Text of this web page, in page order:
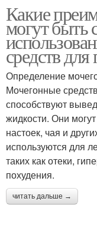
Какие
могут быть
средств для
Определение
Мочегонные
способствуют
жидкости. Они
настоек, чая и
используются для
таких как отеки,
похудения.
читать дальше →